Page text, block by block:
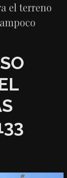
el terreno